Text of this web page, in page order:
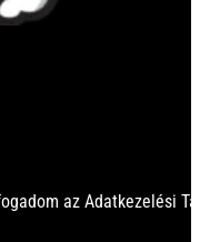
az Adatkezelési